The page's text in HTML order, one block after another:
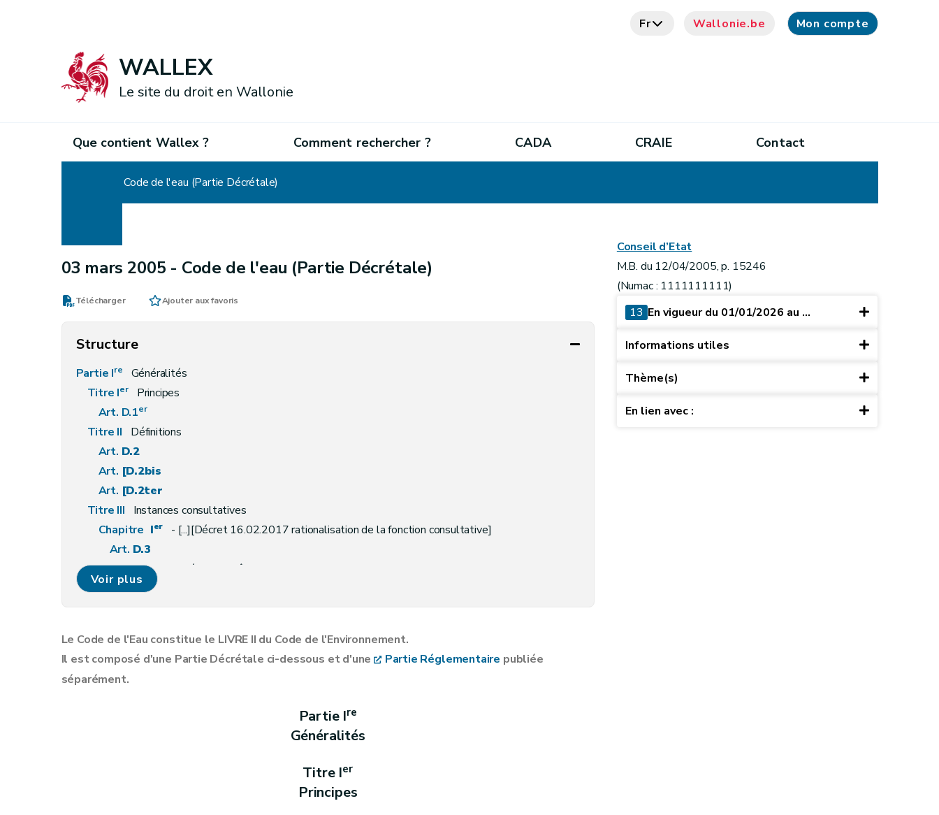
Fr Wallonie.be Mon compte
WALLEX
Le site du droit en Wallonie
Que contient Wallex ? Comment rechercher ? CADA CRAIE Contact
Code de l'eau (Partie Décrétale)
03 mars 2005 - Code de l'eau (Partie Décrétale)
Télécharger Ajouter aux favoris
Structure
Partie Ire
Généralités
Titre Ier
Principes
Art. D.1er
Titre II
Définitions
Art. D.2
Art. [D.2bis
Art. [D.2ter
Titre III
Instances consultatives
Chapitre Ier
- [...][Décret 16.02.2017 rationalisation de la fonction consultative]
Art. D.3
ChapitreII
Comité de contrôle de l'eau
Art.D.4
Art. D.6
Titre [V Exécution des obligations européennes] [Décret 13.10.2011]
Art. [D.6-1
Districts, bassins et sous-bassins hydrographiques
Constitution des bassins et sous-bassins hydrographiques wallons
Voir plus
Le Code de l'Eau constitue le LIVRE II du Code de l'Environnement.
Il est composé d'une Partie Décrétale ci-dessous et d'une Partie Réglementaire publiée
séparément.
Partie Ire
Généralités
Titre Ier
Principes
Conseil d’Etat
M.B. du 12/04/2005, p. 15246
(Numac : 1111111111)
13 En vigueur du 01/01/2026 au ...
Informations utiles
Thème(s)
En lien avec :